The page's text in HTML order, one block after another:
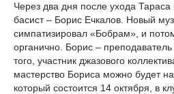
Через два дня после ухода
басист – Борис Ечкалов. Новый
симпатизировал «Бобрам», и
органично. Борис –
того, участник джазового
мастерство Бориса можно будет
который состоится 14 октября, в